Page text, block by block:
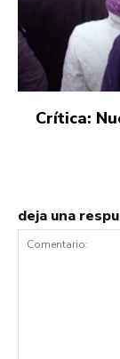
Crítica:
deja una